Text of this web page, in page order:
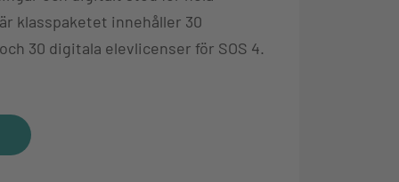
klasspaketet innehåller 30
30 digitala elevlicenser för SOS 4.